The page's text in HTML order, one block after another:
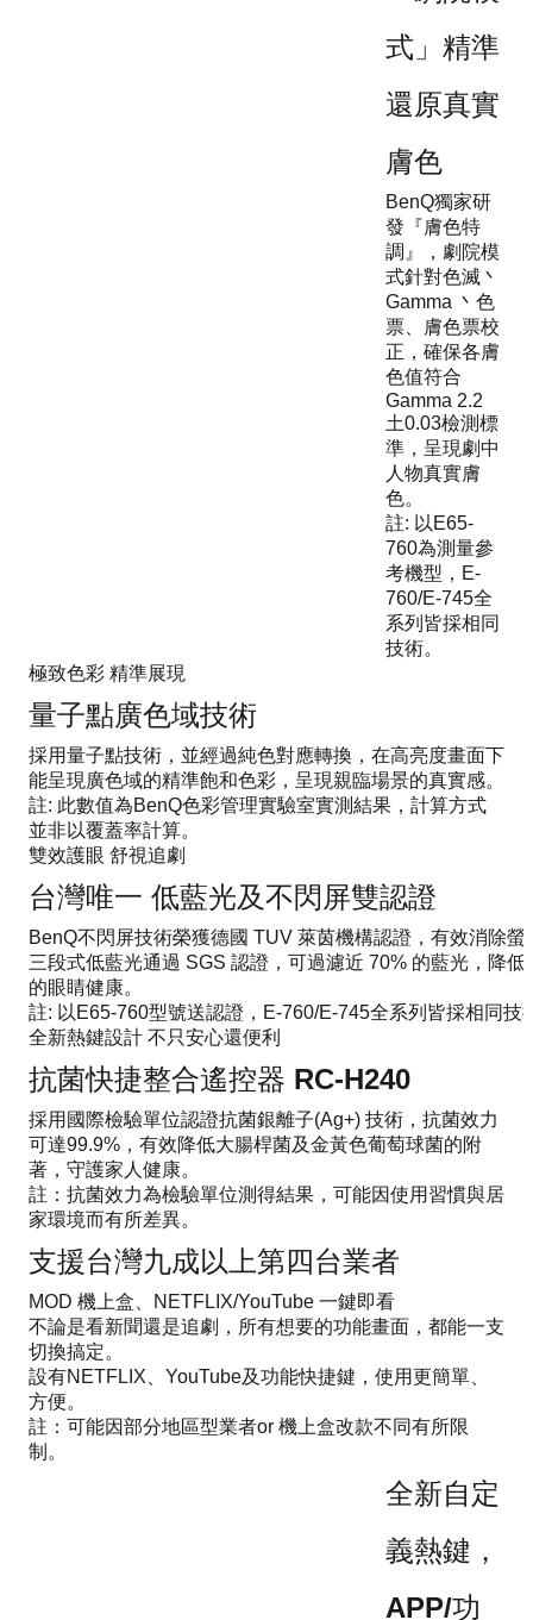
式」精準
還原真實
膚色
BenQ獨家研
發『膚色特
調』，劇院模
式針對色滅丶
Gamma 丶色
票、膚色票校
正，確保各膚
色值符合
Gamma 2.2
土0.03檢測標
準，呈現劇中
人物真實膚
色。
註: 以E65-
760為測量參
考機型，E-
760/E-745全
系列皆採相同
技術。
極致色彩 精準展現
量子點廣色域技術​
採用量子點技術，並經過純色對應轉換，在高亮度畫面下
能呈現廣色域的精準飽和色彩，呈現親臨場景的真實感。
註: 此數值為BenQ色彩管理實驗室實測結果，計算方式
並非以覆蓋率計算。
雙效護眼 舒視追劇
台灣唯一 低藍光及不閃屏雙認證​
BenQ不閃屏技術榮獲德國 TUV 萊茵機構認證，有效消除螢
三段式低藍光通過 SGS 認證，可過濾近 70% 的藍光，降
的眼睛健康。
註: 以E65-760型號送認證，E-760/E-745全系列皆採相同技
全新熱鍵設計 不只安心還便利
抗菌快捷整合遙控器 RC-H240
採用國際檢驗單位認證抗菌銀離子(Ag+) 技術，抗菌效力
可達99.9%，有效降低大腸桿菌及金黃色葡萄球菌的附
著，守護家人健康。
註：抗菌效力為檢驗單位測得結果，可能因使用習慣與居
家環境而有所差異。
支援台灣九成以上第四台業者
MOD 機上盒、NETFLIX/YouTube 一鍵即看
不論是看新聞還是追劇，所有想要的功能畫面，都能一支
切換搞定。
設有NETFLIX、YouTube及功能快捷鍵，使用更簡單、
方便。
註：可能因部分地區型業者or 機上盒改款不同有所限
制。
全新自定
義熱鍵，
APP/功